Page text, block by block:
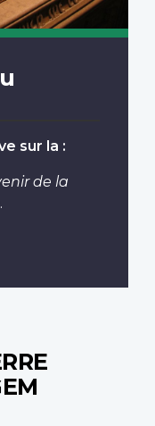
sur la :
de la
.